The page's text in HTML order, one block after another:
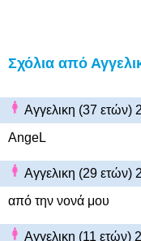
Σχόλια από
Αγγελικη (37 ετών)
AngeL
Αγγελικη (29 ετών)
από την νονά μου
Αγγελικη (11 ετών)